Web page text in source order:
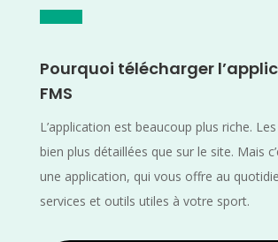
Pourquoi télécharger
FMS
L’application est beaucoup plus riche.
bien plus détaillées que sur le site. Mais
une application, qui vous offre au
services et outils utiles à votre sport.